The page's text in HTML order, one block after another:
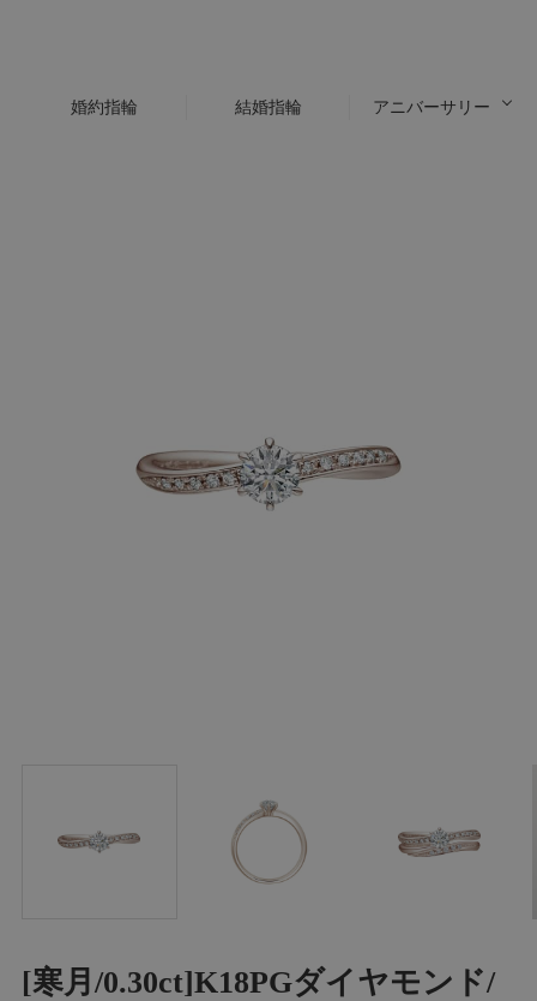
婚約指輪 結婚指輪 アニバーサリー
[寒月/0.30ct]K18PGダイヤモンド/